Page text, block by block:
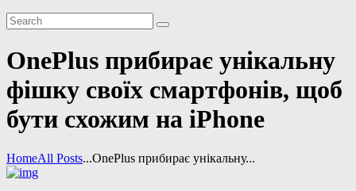
OnePlus прибирає унікальну
фішку своїх смартфонів, щоб
бути схожим на iPhone
HomeAll Posts...OnePlus прибирає унікальну...